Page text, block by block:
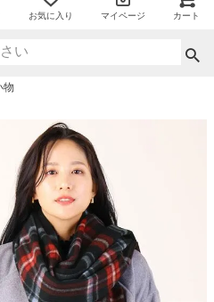
お気に入り マイページ カート
物